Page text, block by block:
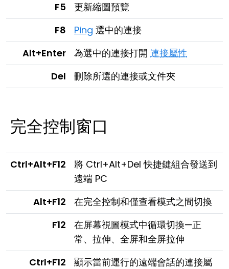
F5
更新縮圖預覽
F8
Ping 選中的連接
Alt+Enter
為選中的連接打開 連接屬性
Del
刪除所選的連接或文件夾
完全控制窗口
Ctrl+Alt+F12
將 Ctrl+Alt+Del 快捷鍵組合發送到
遠端 PC
Alt+F12
在完全控制和僅查看模式之間切換
F12
在屏幕視圖模式中循環切換—正
常、拉伸、全屏和全屏拉伸
Ctrl+F12
顯示當前運行的遠端會話的連接屬